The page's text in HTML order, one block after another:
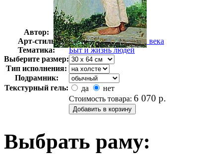
Автор:
Максимов Василий
Арт-стиль
Русская живопись XIX века
Тематика:
Быт и жизнь людей
Выберите размер:
Тип исполнения:
Подрамник:
Текстурный гель:
да
нет
Стоимость товара: 6 070 р.
Выбрать раму: